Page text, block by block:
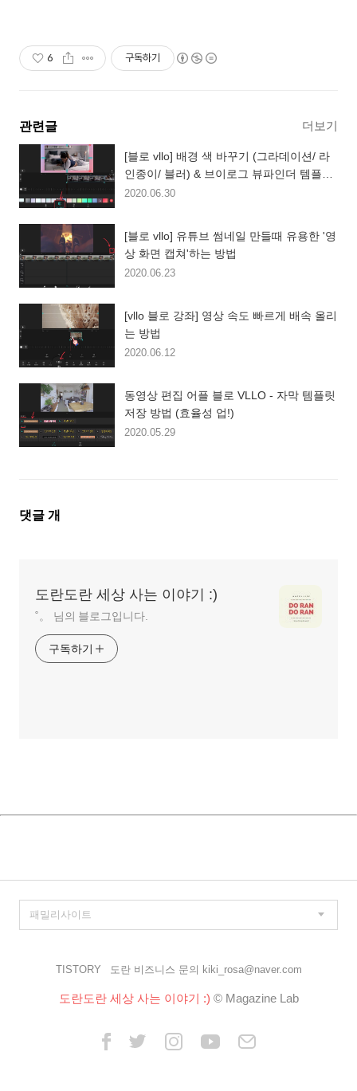
6 구독하기
관련글 더보기
[블로 vllo] 배경 색 바꾸기 (그라데이션/ 라
인종이/ 블러) & 브이로그 뷰파인더 템플릿
공유
2020.06.30
[블로 vllo] 유튜브 썸네일 만들때 유용한 '영
상 화면 캡쳐'하는 방법
2020.06.23
[vllo 블로 강좌] 영상 속도 빠르게 배속 올리
는 방법
2020.06.12
동영상 편집 어플 블로 VLLO - 자막 템플릿
저장 방법 (효율성 업!)
2020.05.29
댓
댓글 개
도란도란 세상 사는 이야기 :)
˚。 님의 블로그입니다.
구독하기
TISTORY 도란 비즈니스 문의 kiki_rosa@naver.com
도란도란 세상 사는 이야기 :) © Magazine Lab